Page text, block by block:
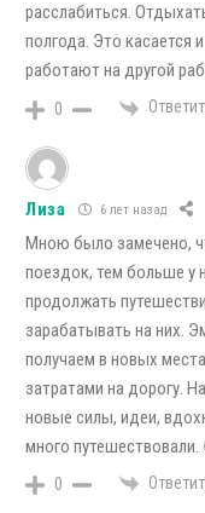
расслабиться.
полгода. Это касается
работают на другой
0
Лиза 6 лет назад
Мною было замечено,
поездок, тем больше у
продолжать
зарабатывать на них.
получаем в новых
затратами на дорогу.
новые силы, идеи,
много
0